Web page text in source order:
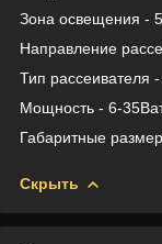
Зона освещения -
Направление
Тип рассеивателя
Мощность - 6-
Габаритные
Скрыть